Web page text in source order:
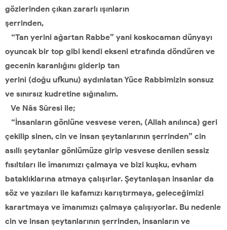
gözlerinden çıkan zararlı ışınların
şerrinden,
“Tan yerini ağartan Rabbe” yani koskocaman dünyayı
oyuncak bir top gibi kendi ekseni etrafında döndüren ve
gecenin karanlığını giderip tan
yerini (doğu ufkunu) aydınlatan Yüce Rabbimizin sonsuz
ve sınırsız kudretine sığınalım.
Ve Nâs Sûresi ile;
“İnsanların gönlüne vesvese veren, (Allah anılınca) geri
çekilip sinen, cin ve insan şeytanlarının şerrinden” cin
asıllı şeytanlar gönlümüze girip vesvese denilen sessiz
fısıltıları ile îmanımızı çalmaya ve bizi kuşku, evham
bataklıklarına atmaya çalışırlar. Şeytanlaşan insanlar da
söz ve yazıları ile kafamızı karıştırmaya, geleceğimizi
karartmaya ve îmanımızı çalmaya çalışıyorlar. Bu nedenle
cin ve insan şeytanlarının şerrinden, insanların ve